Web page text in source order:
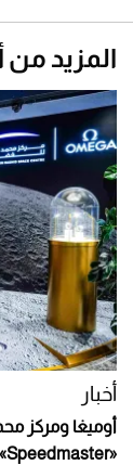
المزيد من
أخبار
أوميغا ومركز
«Speedmaster» في استكشاف الفضاء